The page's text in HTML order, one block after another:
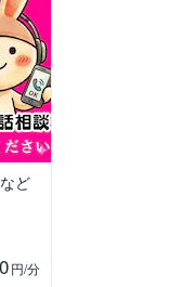
ど
円/分